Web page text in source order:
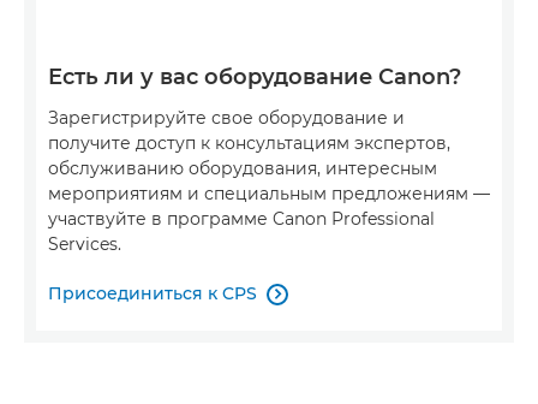
Есть ли у вас оборудование Canon?
Зарегистрируйте свое оборудование и
получите доступ к консультациям экспертов,
обслуживанию оборудования, интересным
мероприятиям и специальным предложениям —
участвуйте в программе Canon Professional
Services.
Присоединиться к CPS 